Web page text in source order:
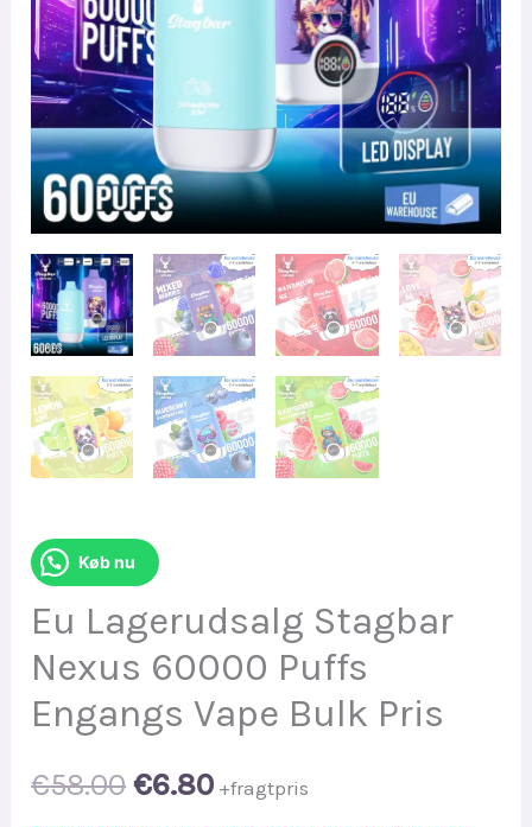
Køb nu
Eu Lagerudsalg Stagbar
Nexus 60000 Puffs
Engangs Vape Bulk Pris
€58.00 Original
€6.80Current
+fragtpris